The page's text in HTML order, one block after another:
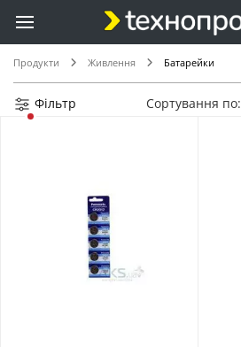
Продукти Живлення Батарейки
LR936/AG9 (+1)
PR312 (+1)
SR1130 (+1)
SR421SW (+1)
SR712SW (+1)
Фільтр Сортування по: